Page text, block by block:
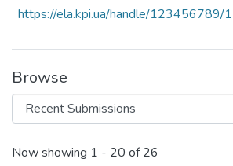
https://ela.kpi.ua/handle/123456789/
Browse
Recent Submissions
Now showing 1 - 20 of 26